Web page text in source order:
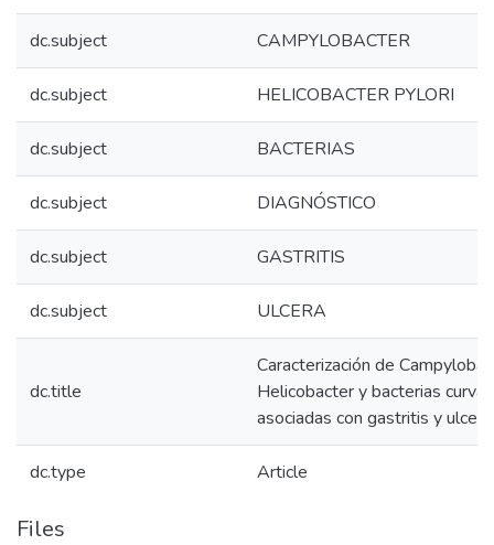
dc.subject CAMPYLOBACTER
dc.subject HELICOBACTER PYLORI
dc.subject BACTERIAS
dc.subject DIAGNÓSTICO
dc.subject GASTRITIS
dc.subject ULCERA
dc.title
Caracterización de
Helicobacter y bacterias
asociadas con gastritis y
dc.type Article
Files